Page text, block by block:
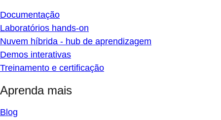
Documentação
Laboratórios hands-on
Nuvem híbrida - hub de aprendizagem
Demos interativas
Treinamento e certificação
Aprenda mais
Blog